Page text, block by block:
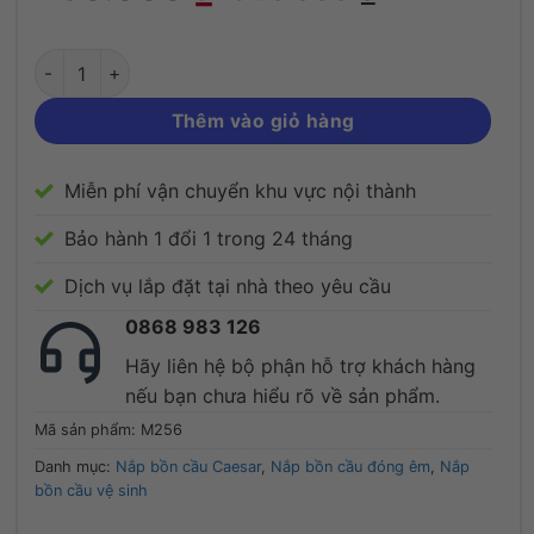
Thêm vào giỏ hàng
Miễn phí vận chuyển khu vực nội thành
Bảo hành 1 đổi 1 trong 24 tháng
Dịch vụ lắp đặt tại nhà theo yêu cầu
0868 983 126
Hãy liên hệ bộ phận hỗ trợ khách hàng
nếu bạn chưa hiểu rõ về sản phẩm.
Mã sản phẩm: M256
Danh mục: Nắp bồn cầu Caesar, Nắp bồn cầu đóng êm, Nắp
bồn cầu vệ sinh